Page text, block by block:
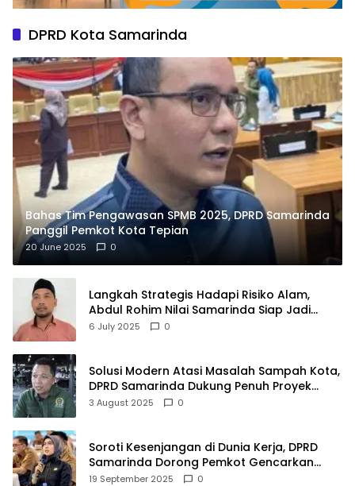
DPRD Kota Samarinda
Bahas Tim Pengawasan SPMB 2025, DPRD Samarinda
Panggil Pemkot Kota Tepian
20 June 2025 0
Langkah Strategis Hadapi Risiko Alam,
Abdul Rohim Nilai Samarinda Siap Jadi
Pusat Logistik Bencana Kalimantan
6 July 2025 0
Solusi Modern Atasi Masalah Sampah Kota,
DPRD Samarinda Dukung Penuh Proyek
PLTSA
3 August 2025 0
Soroti Kesenjangan di Dunia Kerja, DPRD
Samarinda Dorong Pemkot Gencarkan
Pemberdayaan Perempuan
19 September 2025 0